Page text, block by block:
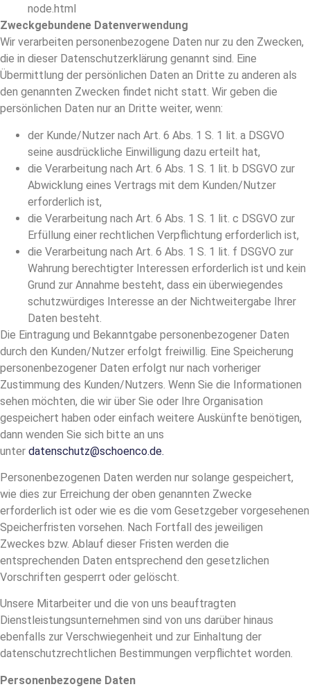
node.html
Zweckgebundene Datenverwendung
Wir verarbeiten personenbezogene Daten nur zu den Zwecken,
die in dieser Datenschutzerklärung genannt sind. Eine
Übermittlung der persönlichen Daten an Dritte zu anderen als
den genannten Zwecken findet nicht statt. Wir geben die
persönlichen Daten nur an Dritte weiter, wenn:
der Kunde/Nutzer nach Art. 6 Abs. 1 S. 1 lit. a DSGVO
seine ausdrückliche Einwilligung dazu erteilt hat,
die Verarbeitung nach Art. 6 Abs. 1 S. 1 lit. b DSGVO zur
Abwicklung eines Vertrags mit dem Kunden/Nutzer
erforderlich ist,
die Verarbeitung nach Art. 6 Abs. 1 S. 1 lit. c DSGVO zur
Erfüllung einer rechtlichen Verpflichtung erforderlich ist,
die Verarbeitung nach Art. 6 Abs. 1 S. 1 lit. f DSGVO zur
Wahrung berechtigter Interessen erforderlich ist und kein
Grund zur Annahme besteht, dass ein überwiegendes
schutzwürdiges Interesse an der Nichtweitergabe Ihrer
Daten besteht.
Die Eintragung und Bekanntgabe personenbezogener Daten
durch den Kunden/Nutzer erfolgt freiwillig. Eine Speicherung
personenbezogener Daten erfolgt nur nach vorheriger
Zustimmung des Kunden/Nutzers. Wenn Sie die Informationen
sehen möchten, die wir über Sie oder Ihre Organisation
gespeichert haben oder einfach weitere Auskünfte benötigen,
dann wenden Sie sich bitte an uns
unter datenschutz@schoenco.de.
Personenbezogenen Daten werden nur solange gespeichert,
wie dies zur Erreichung der oben genannten Zwecke
erforderlich ist oder wie es die vom Gesetzgeber vorgesehenen
Speicherfristen vorsehen. Nach Fortfall des jeweiligen
Zweckes bzw. Ablauf dieser Fristen werden die
entsprechenden Daten entsprechend den gesetzlichen
Vorschriften gesperrt oder gelöscht.
Unsere Mitarbeiter und die von uns beauftragten
Dienstleistungsunternehmen sind von uns darüber hinaus
ebenfalls zur Verschwiegenheit und zur Einhaltung der
datenschutzrechtlichen Bestimmungen verpflichtet worden.
Personenbezogene Daten